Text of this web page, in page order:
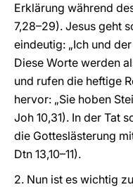
Erklärung während
7,28–29). Jesus geht
eindeutig: „Ich und
Diese Worte werden
und rufen die heftige
hervor: „Sie hoben
Joh 10,31). In der Tat
die Gotteslästerung
Dtn 13,10–11).
2. Nun ist es wichtig